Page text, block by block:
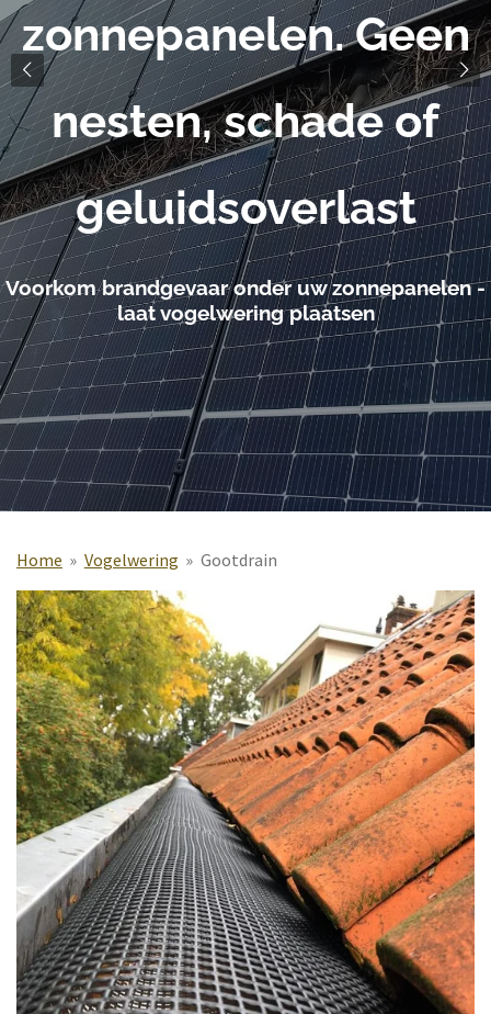
zonnepanelen. Geen
nesten, schade of
geluidsoverlast
Voorkom brandgevaar onder uw zonnepanelen -
laat vogelwering plaatsen
Home » Vogelwering » Gootdrain